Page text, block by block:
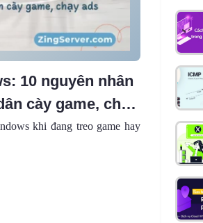
10 nguyên nhân
cày game, chạy
khi đang treo game hay